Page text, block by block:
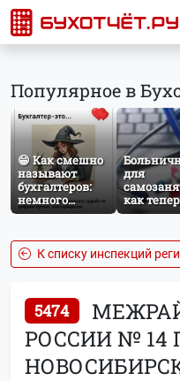
Популярное в
😁 Как смешно
называют
бухгалтеров:
немного
профессионального
для
как
работает
НПД
К списку инспекций
5474
РОССИИ № 14